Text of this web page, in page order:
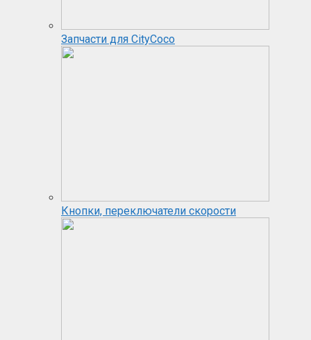
Запчасти для CityCoco
Кнопки, переключатели скорости